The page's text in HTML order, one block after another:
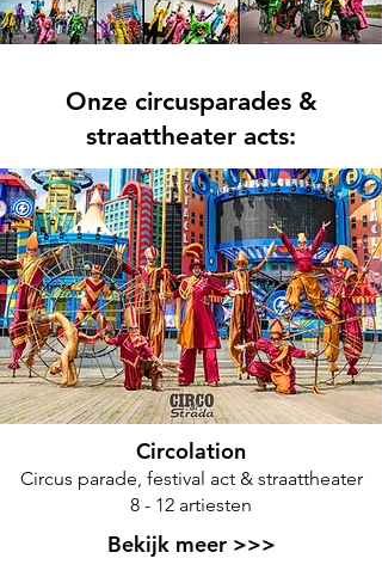
Onze circusparades &
straattheater acts:
Circolation
Circus parade, festival act & straattheater
8 - 12 artiesten
Bekijk meer >>>